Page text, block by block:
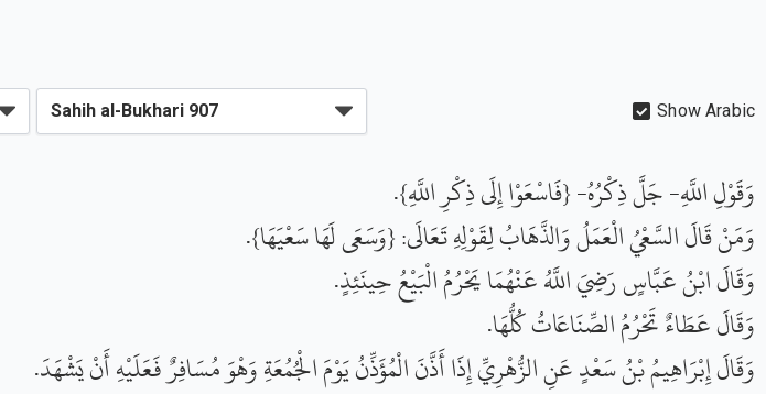
Show Arabic
وَقَوْلِ اللَّهِ- جَلَّ ذِكْرُهُ- {فَاسْعَوْا إِلَى ذِكْرِ اللَّهِ}.
وَمَنْ قَالَ السَّعْيُ الْعَمَلُ وَالذَّهَابُ لِقَوْلِهِ تَعَالَى: {وَسَعَى لَهَا سَعْيَهَا}.
وَقَالَ ابْنُ عَبَّاسٍ رَضِيَ اللَّهُ عَنْهُمَا يَحْرُمُ الْبَيْعُ حِينَئِذٍ.
وَقَالَ عَطَاءٌ تَحْرُمُ الصِّنَاعَاتُ كُلُّهَا.
وَقَالَ إِبْرَاهِيمُ بْنُ سَعْدٍ عَنِ الزُّهْرِيِّ إِذَا أَذَّنَ الْمُؤَذِّنُ يَوْمَ الْجُمُعَةِ وَهْوَ مُسَافِرٌ فَعَلَيْهِ أَنْ يَشْهَدَ.